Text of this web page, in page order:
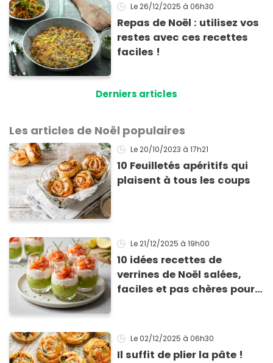
Le 26/12/2025 à 06h30
Repas de Noël : utilisez vos
restes avec ces recettes
faciles !
Derniers articles
Les articles de Noël populaires
Le 20/10/2023 à 17h21
10 Feuilletés apéritifs qui
plaisent à tous les coups
Le 21/12/2025 à 19h00
10 idées recettes de
verrines de Noël salées,
faciles et pas chères pour
Le 02/12/2025 à 06h30
Il suffit de plier la pâte !